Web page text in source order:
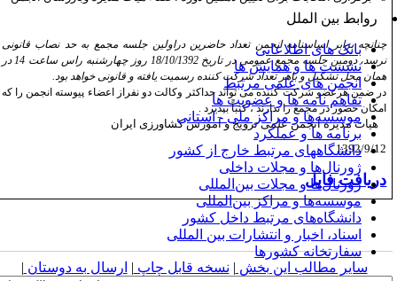
روابط بین الملل
بانک های اطلاعاتی
نشست ها و همایش ها
انجمن های علمی مرتبط
تفاهم نامه ها و عضویت ها
موسسه‌ها و مراکز ملی - استانی
برنامه ها و عملکرد
دانشگاههای مرتبط خارج از کشور
ژورنال‌ها و مجلات داخلی
ژورنال‌ها و مجلات بین‌المللی
موسسه‌ها و مراکز بین‌المللی
دانشگاه‌های مرتبط داخل کشور
اسناد، اخبار و انتشارات بین المللی
سفارتخانه کشورها
چنانچه برابر اساسنامه انجمن تعداد حاضرین دراولین جلسه مجمع به حد نصاب قانونی
نرسد، دومین جلسه مجمع عمومی در تاریخ 18/10/1392 روز چهارشنبه راس ساعت 14 در
همان محل تشکیل و باهر تعداد شرکت کننده رسمیت یافته و قانونی خواهد بود.
در ضمن هرعضو شرکت کننده می تواند حداکثر وکالت دو نفراز اعضاء پیوسته انجمن را که
امکان حضور در مجمع را ندارند ، کتباً بپذیرد .
هیات مدیره انجمن علمی ترویج و آموزش کشاورزی ایران
1392/9/12
دریافت فایل
سایر مطالب این بخش | نسخه قابل چاپ| ارسال به دوستان|